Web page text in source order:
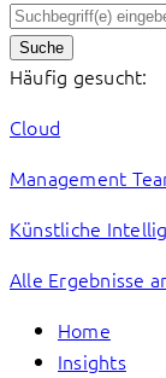
Suche
Häufig gesucht:
Cloud
Management
Künstliche
Alle Ergebnisse
Home
Insights